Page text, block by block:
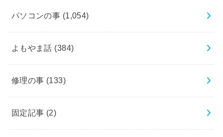
パソコンの事 (1,054)
よもやま話 (384)
修理の事 (133)
固定記事 (2)